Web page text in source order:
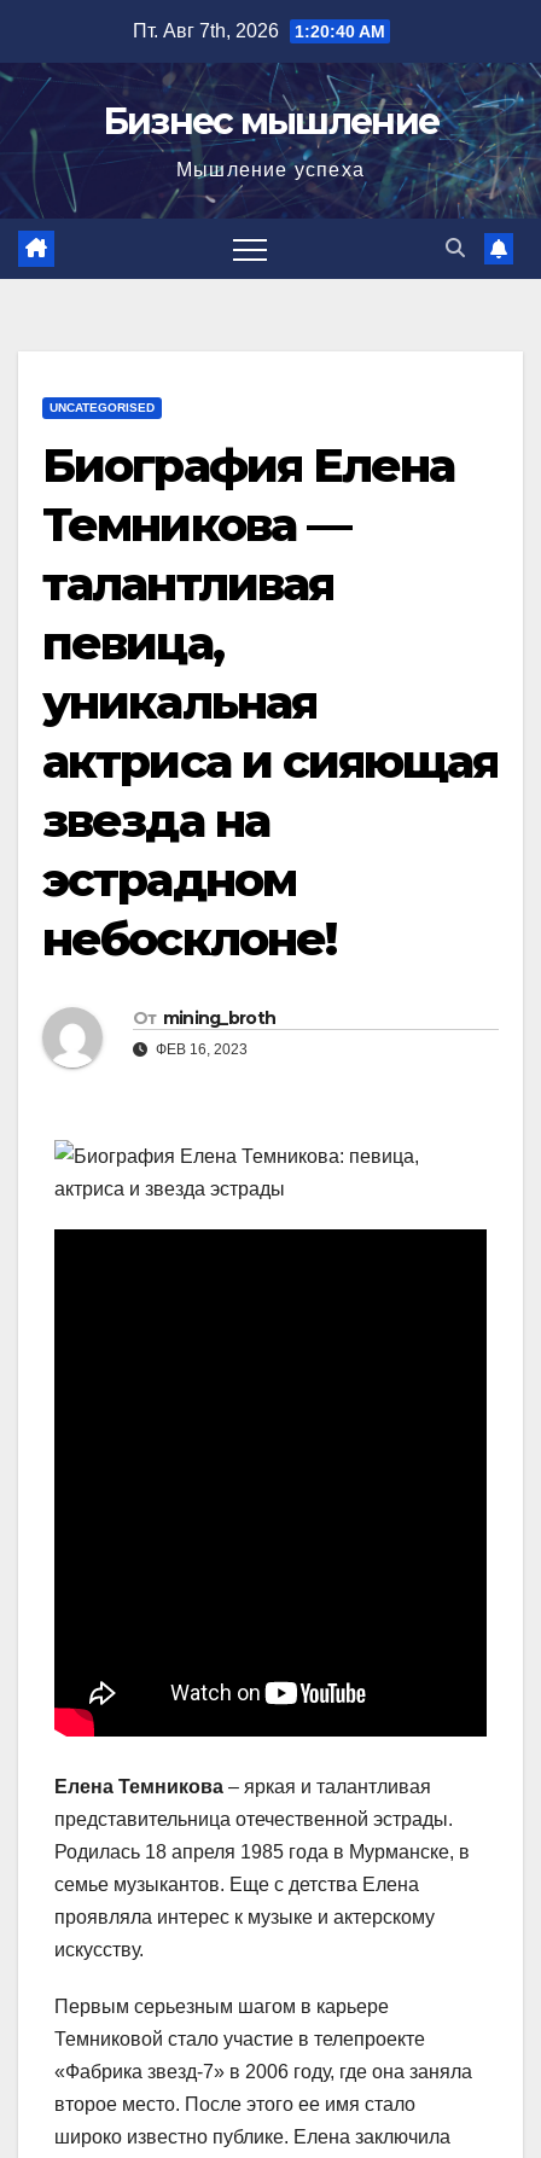
содержимому
Пт. Авг 7th, 2026 1:20:41 AM
Бизнес мышление
Мышление успеха
UNCATEGORISED
Биография Елена
Темникова —
талантливая
певица,
уникальная
актриса и сияющая
звезда на
эстрадном
небосклоне!
От mining_broth
ФЕВ 16, 2023
Елена Темникова – яркая и талантливая
представительница отечественной эстрады.
Родилась 18 апреля 1985 года в Мурманске, в
семье музыкантов. Еще с детства Елена
проявляла интерес к музыке и актерскому
искусству.
Первым серьезным шагом в карьере
Темниковой стало участие в телепроекте
«Фабрика звезд-7» в 2006 году, где она заняла
второе место. После этого ее имя стало
широко известно публике. Елена заключила